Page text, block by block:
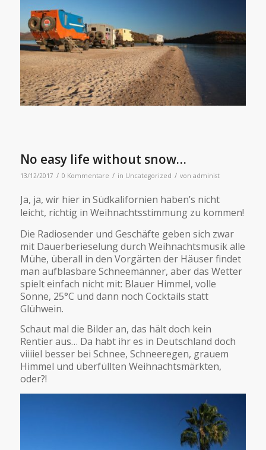
No easy life without snow…
13/12/2017 / 0 Kommentare / in Uncategorized / von administ
Ja, ja, wir hier in Südkalifornien haben’s nicht
leicht, richtig in Weihnachtsstimmung zu kommen!
Die Radiosender und Geschäfte geben sich zwar
mit Dauerberieselung durch Weihnachtsmusik alle
Mühe, überall in den Vorgärten der Häuser findet
man aufblasbare Schneemänner, aber das Wetter
spielt einfach nicht mit: Blauer Himmel, volle
Sonne, 25°C und dann noch Cocktails statt
Glühwein.
Schaut mal die Bilder an, das hält doch kein
Rentier aus… Da habt ihr es in Deutschland doch
viiiiel besser bei Schnee, Schneeregen, grauem
Himmel und überfüllten Weihnachtsmärkten,
oder?!